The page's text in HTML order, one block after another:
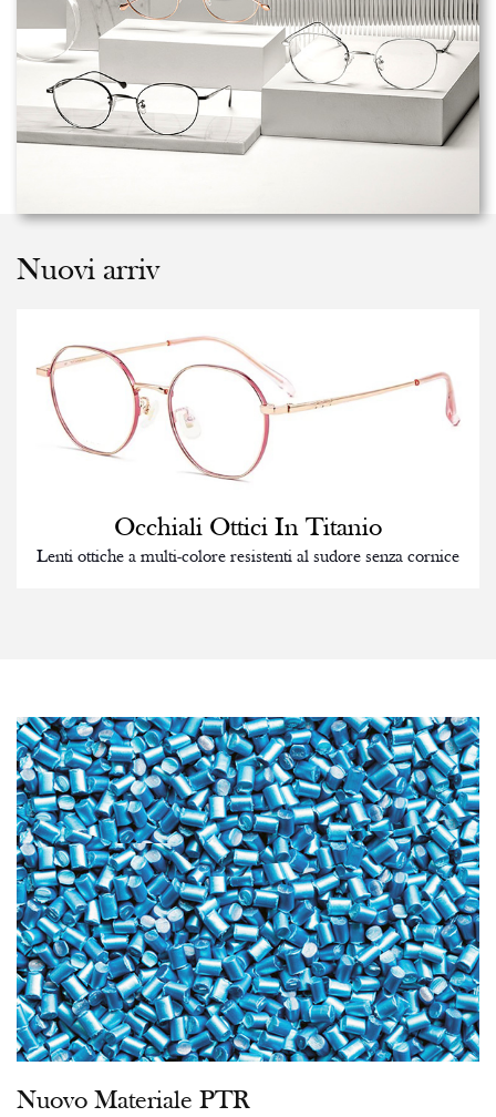
Nuovi arriv
Occhiali Ottici In Titanio
Lenti ottiche a multi-colore resistenti al sudore senza cornice
Nuovo Materiale PTR